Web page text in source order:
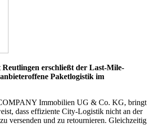
erschließt der Last-Mile-
Paketlogistik im
COMPANY Immobilien UG & Co. KG, bringt
dass effiziente City-Logistik nicht an der
versenden und zu retournieren. Gleichzeitig